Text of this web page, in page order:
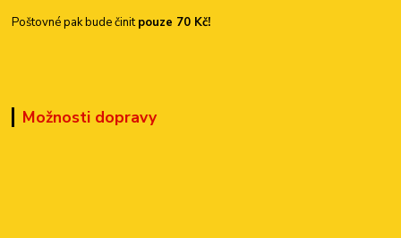
Poštovné pak bude činitpouze 70 Kč!
Možnosti dopravy